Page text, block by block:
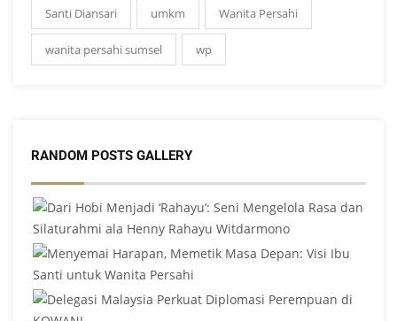
Santi Diansari umkm Wanita Persahi
wanita persahi sumsel wp
RANDOM POSTS GALLERY